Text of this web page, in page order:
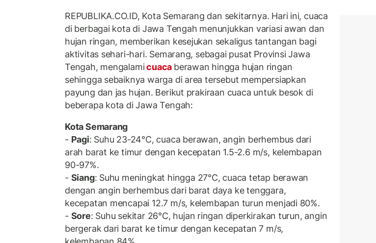
REPUBLIKA.CO.ID, Kota Semarang dan sekitarnya. Hari ini, cuaca
di berbagai kota di Jawa Tengah menunjukkan variasi awan dan
hujan ringan, memberikan kesejukan sekaligus tantangan bagi
aktivitas sehari-hari. Semarang, sebagai pusat Provinsi Jawa
Tengah, mengalamicuaca berawan hingga hujan ringan
sehingga sebaiknya warga di area tersebut mempersiapkan
payung dan jas hujan. Berikut prakiraan cuaca untuk besok di
beberapa kota di Jawa Tengah:
Kota Semarang
- Pagi: Suhu 23-24°C, cuaca berawan, angin berhembus dari
arah barat ke timur dengan kecepatan 1.5-2.6 m/s, kelembapan
90-97%.
- Siang: Suhu meningkat hingga 27°C, cuaca tetap berawan
dengan angin berhembus dari barat daya ke tenggara,
kecepatan mencapai 12.7 m/s, kelembapan turun menjadi 80%.
- Sore: Suhu sekitar 26°C, hujan ringan diperkirakan turun, angin
bergerak dari barat ke timur dengan kecepatan 7 m/s,